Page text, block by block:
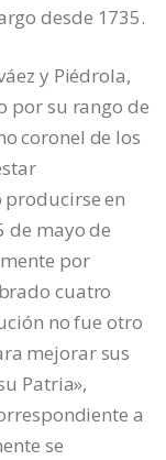
desde 1735.
y Piédrola,
por su rango de
coronel de los
producirse en
de mayo de
por
cuatro
no fue otro
mejorar sus
Patria»,
a
se